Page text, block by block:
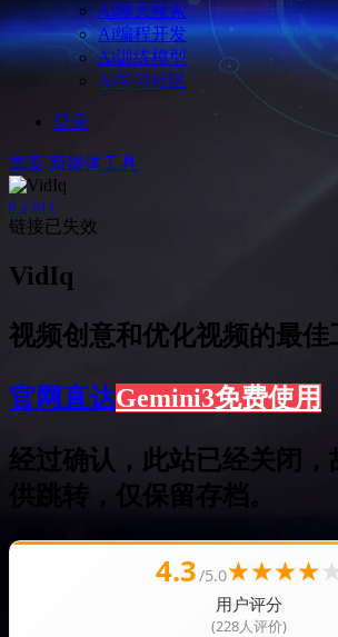
Ai聊天搜索
Ai编程开发
Ai训练模型
Ai学习社区
登录
首页 新媒体工具
0 2,011
链接已失效
VidIq
视频创意和优化视频的最佳
官网直达Gemini3免费使用
经过确认，此站已经关闭，
供跳转，仅保留存档。
4.3/5.0★★★★
用户评分
(228人评价)